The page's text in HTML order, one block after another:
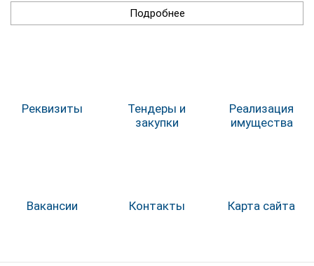
Подробнее
Реквизиты
Тендеры и
закупки
Реализация
имущества
Вакансии Контакты Карта сайта